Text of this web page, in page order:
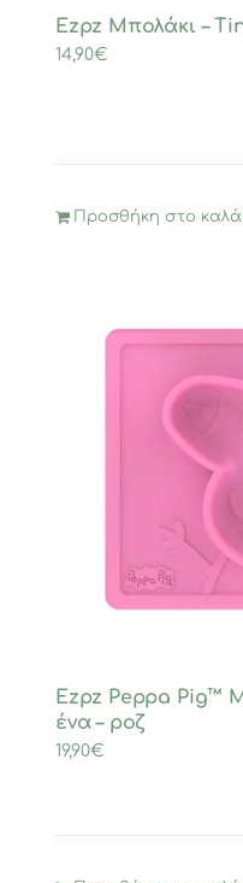
Ezpz Μπολάκι –
14,90€
Προσθήκη στο
Ezpz Peppa Pig™
ένα – ροζ
19,90€